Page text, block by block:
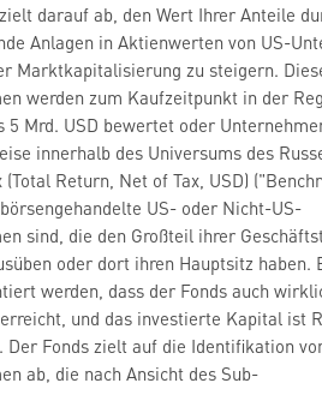
darauf ab, den Wert Ihrer Anteile
Anlagen in Aktienwerten von US-
Marktkapitalisierung zu steigern.
werden zum Kaufzeitpunkt in der
5 Mrd. USD bewertet oder
innerhalb des Universums des
(Total Return, Net of Tax, USD)
US- oder Nicht-US-
sind, die den Großteil ihrer
oder dort ihren Hauptsitz haben.
werden, dass der Fonds auch
und das investierte Kapital ist
Der Fonds zielt auf die Identifikation
ab, die nach Ansicht des Sub-